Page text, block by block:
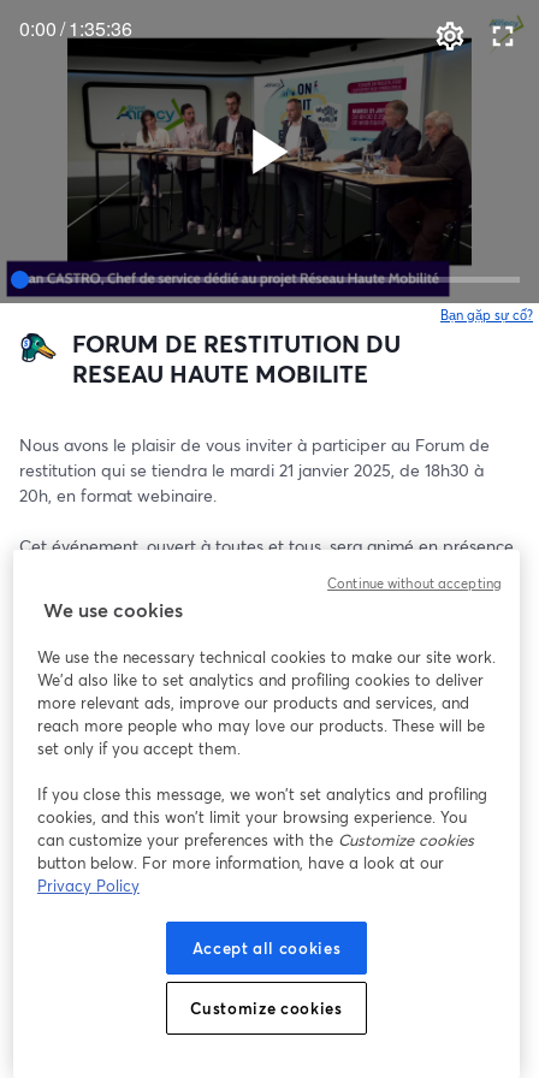
0:00/1:35:36
Bạn gặp sự cố?
FORUM DE RESTITUTION DU
RESEAU HAUTE MOBILITE
Nous avons le plaisir de vous inviter à participer au Forum de
restitution qui se tiendra le mardi 21 janvier 2025, de 18h30 à
20h, en format webinaire.
Cet événement, ouvert à toutes et tous, sera animé en présence
du Débat Public. Ce temps d'échange sera l'occasion de :
Présenter au public les enseignements de la concertation,
Partager les décisions prises sur le projet lors de la séance du
Conseil Communautaire du 24 octobre 2024,
Échanger sur les étapes à venir.
Nous espérons vous compter parmi nous pour ce moment
We use cookies
We use the necessary technical cookies to make our site work.
We'd also like to set analytics and profiling cookies to deliver
more relevant ads, improve our products and services, and
reach more people who may love our products. These will be
set only if you accept them.
If you close this message, we won’t set analytics and profiling
cookies, and this won’t limit your browsing experience. You
can customize your preferences with the Customize cookies
button below. For more information, have a look at our
Privacy Policy
Accept all cookies
Customize cookies
Continue without accepting